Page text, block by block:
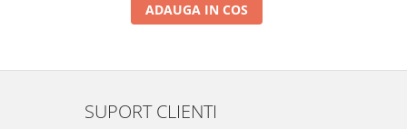
ADAUGA IN COS
SUPORT CLIENTI